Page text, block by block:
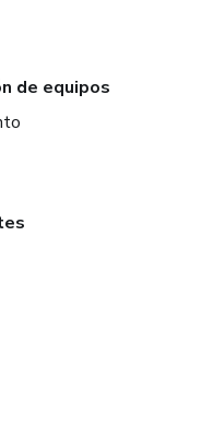
de equipos